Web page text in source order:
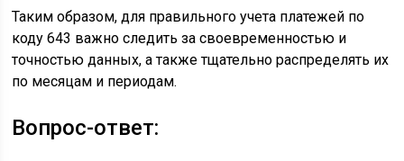
Таким образом, для правильного учета платежей по
коду 643 важно следить за своевременностью и
точностью данных, а также тщательно распределять их
по месяцам и периодам.
Вопрос-ответ: